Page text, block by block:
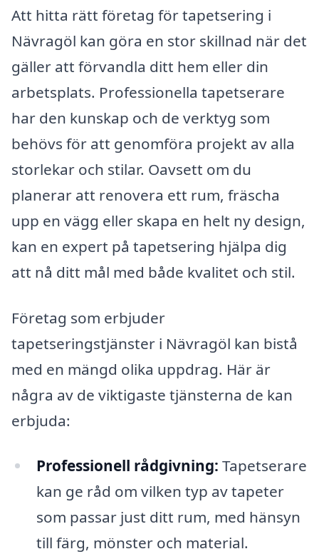
Att hitta rätt företag för tapetsering i
Nävragöl kan göra en stor skillnad när det
gäller att förvandla ditt hem eller din
arbetsplats. Professionella tapetserare
har den kunskap och de verktyg som
behövs för att genomföra projekt av alla
storlekar och stilar. Oavsett om du
planerar att renovera ett rum, fräscha
upp en vägg eller skapa en helt ny design,
kan en expert på tapetsering hjälpa dig
att nå ditt mål med både kvalitet och stil.
Företag som erbjuder
tapetseringstjänster i Nävragöl kan bistå
med en mängd olika uppdrag. Här är
några av de viktigaste tjänsterna de kan
erbjuda:
Professionell rådgivning: Tapetserare
kan ge råd om vilken typ av tapeter
som passar just ditt rum, med hänsyn
till färg, mönster och material.